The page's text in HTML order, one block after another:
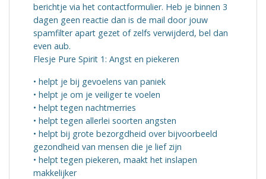
berichtje via het contactformulier. Heb je binnen 3
dagen geen reactie dan is de mail door jouw
spamfilter apart gezet of zelfs verwijderd, bel dan
even aub.
Flesje Pure Spirit 1: Angst en piekeren
• helpt je bij gevoelens van paniek
• helpt je om je veiliger te voelen
• helpt tegen nachtmerries
• helpt tegen allerlei soorten angsten
• helpt bij grote bezorgdheid over bijvoorbeeld
gezondheid van mensen die je lief zijn
• helpt tegen piekeren, maakt het inslapen
makkelijker